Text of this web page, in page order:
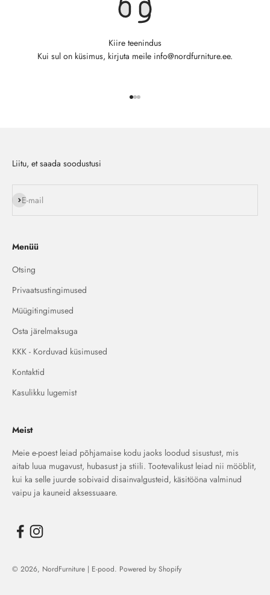
Kiire teenindus
Kui sul on küsimus, kirjuta meile info@nordfurniture.ee.
Liitu, et saada soodustusi
E-mail
Liitu
Menüü
Otsing
Privaatsustingimused
Müügitingimused
Osta järelmaksuga
KKK - Korduvad küsimused
Kontaktid
Kasulikku lugemist
Meist
Meie e-poest leiad põhjamaise kodu jaoks loodud sisustust, mis
aitab luua mugavust, hubasust ja stiili. Tootevalikust leiad nii mööblit,
kui ka selle juurde sobivaid disainvalgusteid, käsitööna valminud
vaipu ja kauneid aksessuaare.
© 2026, NordFurniture | E-pood. Powered by Shopify